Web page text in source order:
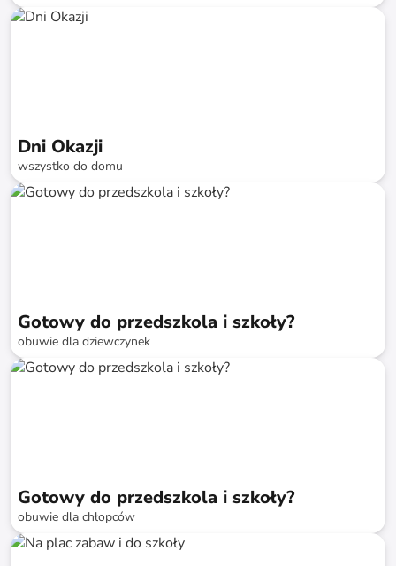
do -74%*
Dni Okazji
wszystko do domu
do-74%* Szybka dostawa SALE
Gotowy do przedszkola i szkoły?
obuwie dla dziewczynek
do-74%*
Gotowy do przedszkola i szkoły?
obuwie dla chłopców
do-74%*